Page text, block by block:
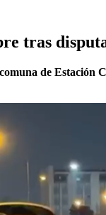
tras
de Estación